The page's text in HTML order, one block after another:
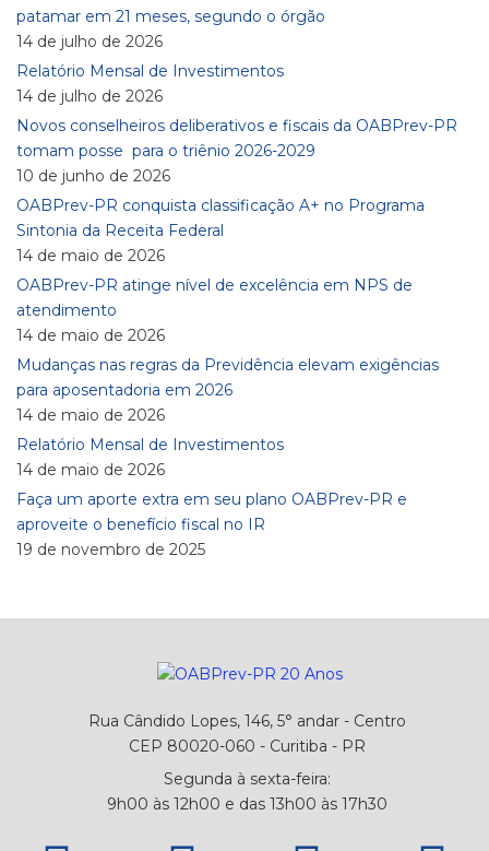
patamar em 21 meses, segundo o órgão
14 de julho de 2026
Relatório Mensal de Investimentos
14 de julho de 2026
Novos conselheiros deliberativos e fiscais da OABPrev-PR
tomam posse para o triênio 2026-2029
10 de junho de 2026
OABPrev-PR conquista classificação A+ no Programa
Sintonia da Receita Federal
14 de maio de 2026
OABPrev-PR atinge nível de excelência em NPS de
atendimento
14 de maio de 2026
Mudanças nas regras da Previdência elevam exigências
para aposentadoria em 2026
14 de maio de 2026
Relatório Mensal de Investimentos
14 de maio de 2026
Faça um aporte extra em seu plano OABPrev-PR e
aproveite o benefício fiscal no IR
19 de novembro de 2025
Rua Cândido Lopes, 146, 5° andar - Centro
CEP 80020-060 - Curitiba - PR
Segunda à sexta-feira:
9h00 às 12h00 e das 13h00 às 17h30